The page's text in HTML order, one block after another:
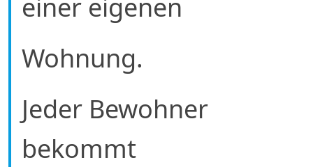
einer eigenen
Wohnung.
Jeder Bewohner
bekommt